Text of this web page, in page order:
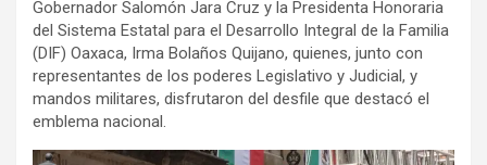
Gobernador Salomón Jara Cruz y la Presidenta Honoraria
del Sistema Estatal para el Desarrollo Integral de la Familia
(DIF) Oaxaca, Irma Bolaños Quijano, quienes, junto con
representantes de los poderes Legislativo y Judicial, y
mandos militares, disfrutaron del desfile que destacó el
emblema nacional.